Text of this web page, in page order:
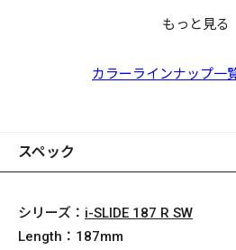
レインボー
グレッドヘッド
もっと見る
カラーラインナップ一
スペック
シリーズ： i-SLIDE 187 R SW
Length： 187mm